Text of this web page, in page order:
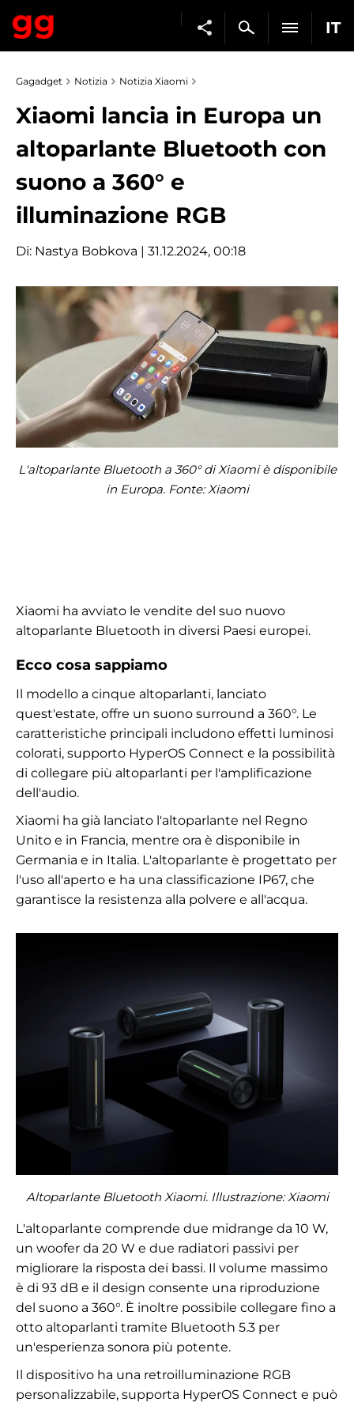
IT
Gagadget Notizia Notizia Xiaomi
Xiaomi lancia in Europa un
altoparlante Bluetooth con
suono a 360° e
illuminazione RGB
Di: Nastya Bobkova | 31.12.2024, 00:18
L'altoparlante Bluetooth a 360° di Xiaomi è disponibile
in Europa. Fonte: Xiaomi
Xiaomi ha avviato le vendite del suo nuovo
altoparlante Bluetooth in diversi Paesi europei.
Ecco cosa sappiamo
Il modello a cinque altoparlanti, lanciato
quest'estate, offre un suono surround a 360°. Le
caratteristiche principali includono effetti luminosi
colorati, supporto HyperOS Connect e la possibilità
di collegare più altoparlanti per l'amplificazione
dell'audio.
Xiaomi ha già lanciato l'altoparlante nel Regno
Unito e in Francia, mentre ora è disponibile in
Germania e in Italia. L'altoparlante è progettato per
l'uso all'aperto e ha una classificazione IP67, che
garantisce la resistenza alla polvere e all'acqua.
Altoparlante Bluetooth Xiaomi. Illustrazione: Xiaomi
L'altoparlante comprende due midrange da 10 W,
un woofer da 20 W e due radiatori passivi per
migliorare la risposta dei bassi. Il volume massimo
è di 93 dB e il design consente una riproduzione
del suono a 360°. È inoltre possibile collegare fino a
otto altoparlanti tramite Bluetooth 5.3 per
un'esperienza sonora più potente.
Il dispositivo ha una retroilluminazione RGB
personalizzabile, supporta HyperOS Connect e può